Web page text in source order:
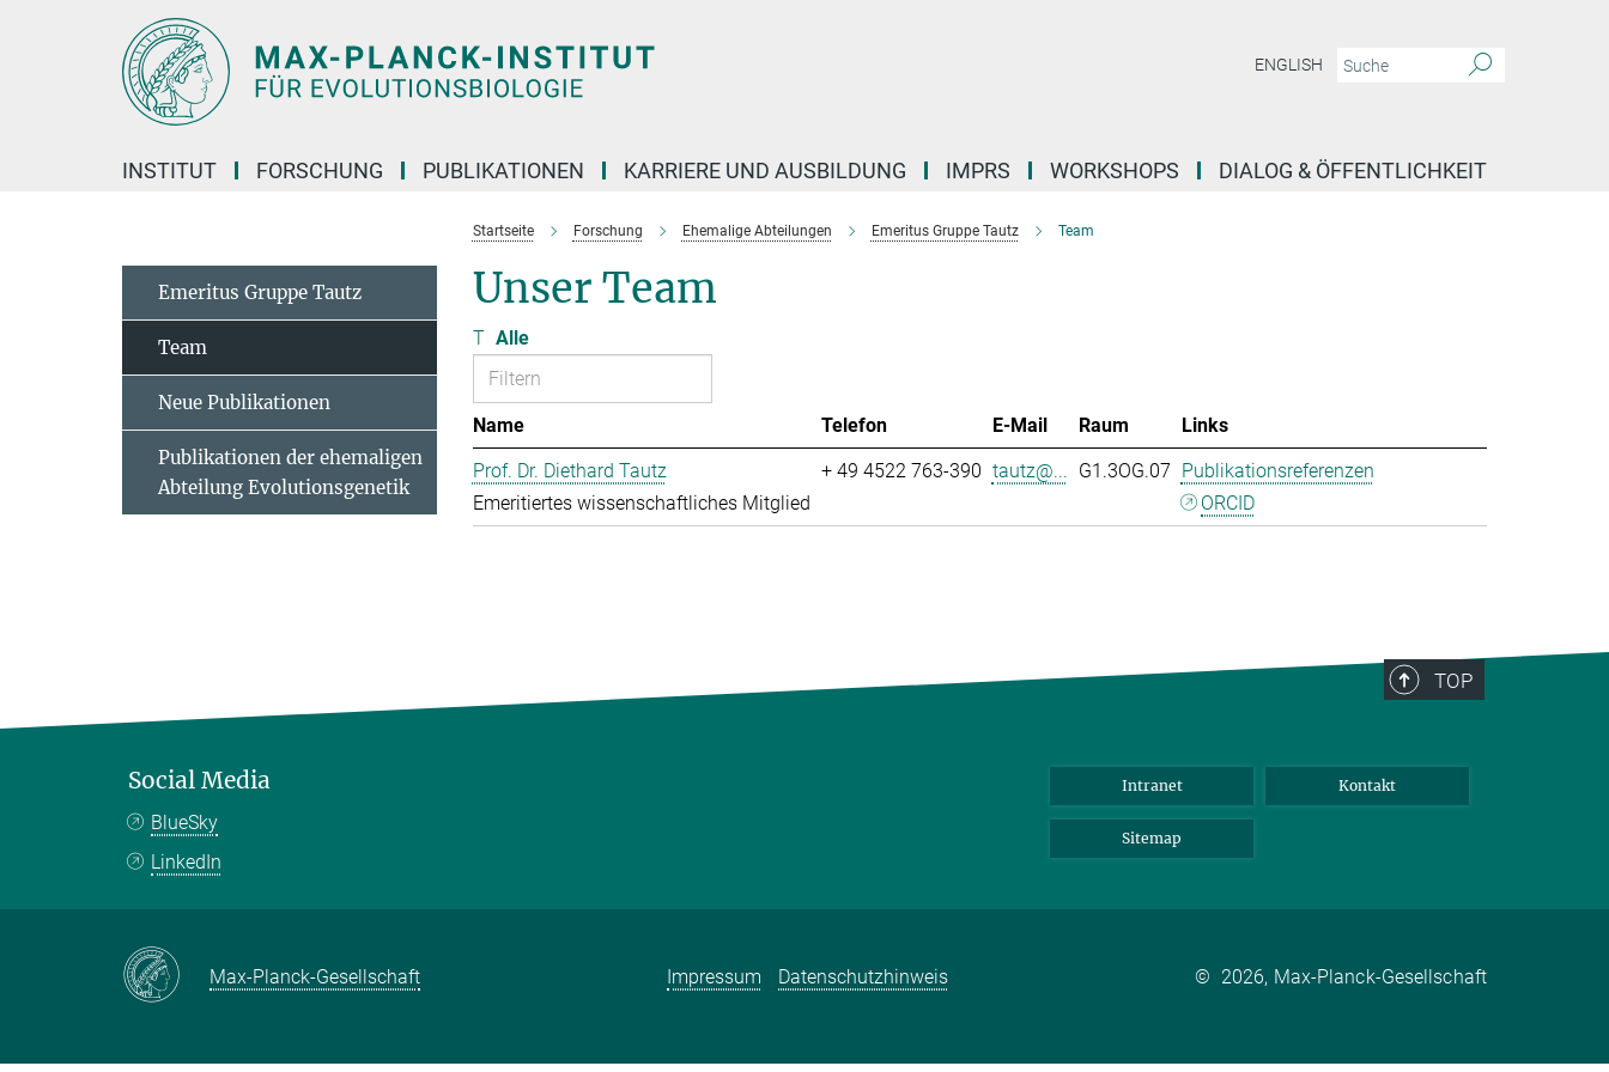
ENGLISH
INSTITUT FORSCHUNG PUBLIKATIONEN KARRIERE UND AUSBILDUNG IMPRS WORKSHOPS DIALOG & ÖFFENTLICHKEIT
Startseite Forschung Ehemalige Abteilungen Emeritus Gruppe Tautz Team
Unser Team
T Alle
Name Telefon E-Mail Raum
Links
Prof. Dr. Diethard Tautz
Emeritiertes wissenschaftliches Mitglied
+ 49 4522 763-390 tautz@... G1.3OG.07 Publikationsreferenzen
ORCID
Emeritus Gruppe Tautz
Team
Neue Publikationen
Publikationen der ehemaligen
Abteilung Evolutionsgenetik
TOP
Social Media
BlueSky
LinkedIn
Intranet Kontakt
Sitemap
Max-Planck-Gesellschaft Impressum Datenschutzhinweis © 2026, Max-Planck-Gesellschaft